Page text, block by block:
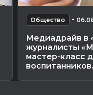
Общество -
Медиадрайв в
журналисты
мастер-класс